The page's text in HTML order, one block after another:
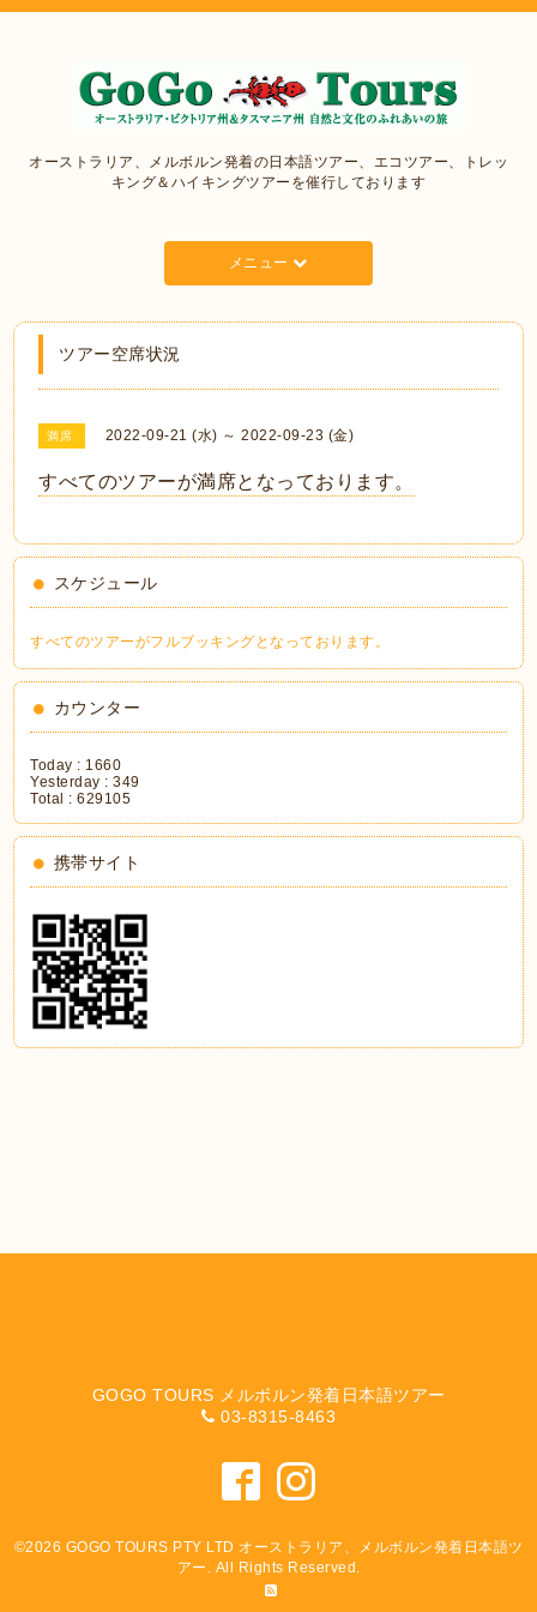
オーストラリア、メルボルン発着の日本語ツアー、エコツアー、トレッ
キング＆ハイキングツアーを催行しております
メニュー
ツアー空席状況
満席 2022-09-21 (水) ～ 2022-09-23 (金)
すべてのツアーが満席となっております。
スケジュール
すべてのツアーがフルブッキングとなっております。
カウンター
Today : 1660
Yesterday :349
Total :629105
携帯サイト
GOGO TOURS メルボルン発着日本語ツアー
03-8315-8463
©2026 GOGO TOURS PTY LTD オーストラリア、メルボルン発着日本語ツ
アー . All Rights Reserved.